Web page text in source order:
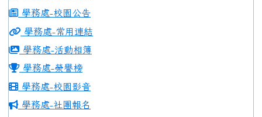
學務處-校園公告
學務處-常用連結
學務處-活動相簿
學務處-榮譽榜
學務處-校園影音
學務處-社團報名